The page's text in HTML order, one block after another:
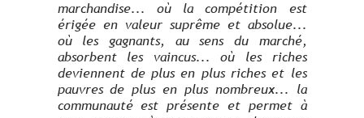
marchandise... où la compétition est
érigée en valeur suprême et absolue...
où les gagnants, au sens du marché,
absorbent les vaincus... où les riches
deviennent de plus en plus riches et les
pauvres de plus en plus nombreux... la
communauté est présente et permet à